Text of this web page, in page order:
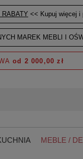
<< Kupuj więcej i
MAREK MEBLI I
od 2 000,00 zł
MEBLE /